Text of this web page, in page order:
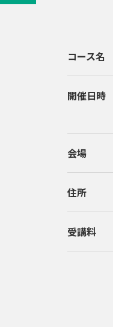
コース名
開催日時
会場
住所
受講料